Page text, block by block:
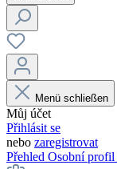
Menü schließen
Můj účet
Přihlásit se
nebo zaregistrovat
Přehled Osobní profil